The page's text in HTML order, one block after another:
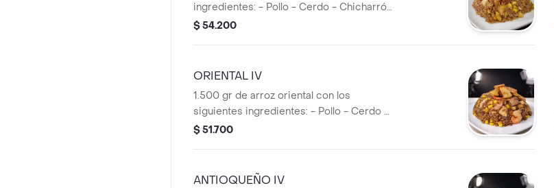
ingredientes: - Pollo - Cerdo - Chicharrón
- Plátano - Maíz - Chorizo - Costilla
$ 54.200
ORIENTAL IV
1.500 gr de arroz oriental con los
siguientes ingredientes: - Pollo - Cerdo -
Chicharrón - Plátano - Maíz - Raíz china -
$ 51.700
ANTIOQUEÑO IV